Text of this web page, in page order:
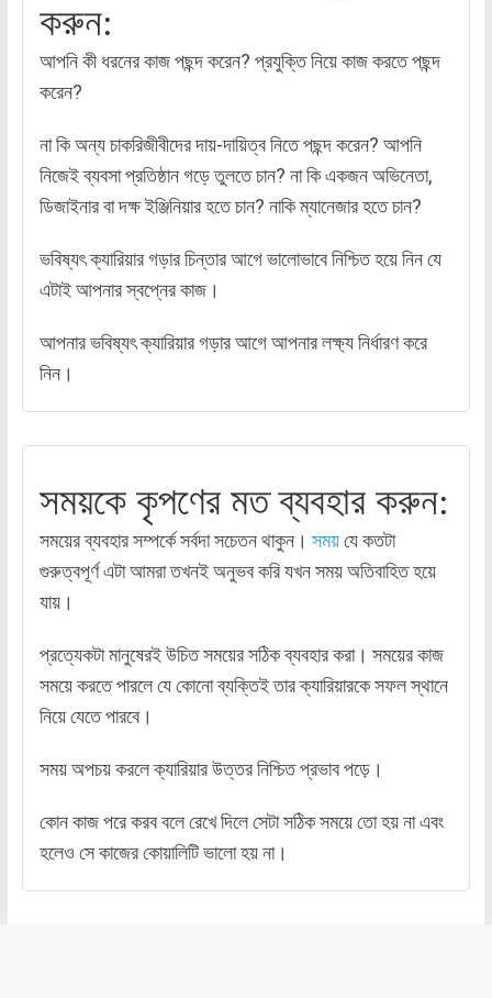
করুন:
আপনি কী ধরনের কাজ পছন্দ করেন? প্রযুক্তি নিয়ে কাজ করতে পছন্দ
করেন?
না কি অন্য চাকরিজীবীদের দায়-দায়িত্ব নিতে পছন্দ করেন? আপনি
নিজেই ব্যবসা প্রতিষ্ঠান গড়ে তুলতে চান? না কি একজন অভিনেতা,
ডিজাইনার বা দক্ষ ইঞ্জিনিয়ার হতে চান? নাকি ম্যানেজার হতে চান?
ভবিষ্যৎ ক্যারিয়ার গড়ার চিন্তার আগে ভালোভাবে নিশ্চিত হয়ে নিন যে
এটাই আপনার স্বপ্নের কাজ।
আপনার ভবিষ্যৎ ক্যারিয়ার গড়ার আগে আপনার লক্ষ্য নির্ধারণ করে
নিন।
সময়কে কৃপণের মত ব্যবহার করুন:
সময়ের ব্যবহার সম্পর্কে সর্বদা সচেতন থাকুন। সময়যে কতটা
গুরুত্বপূর্ণ এটা আমরা তখনই অনুভব করি যখন সময় অতিবাহিত হয়ে
যায়।
প্রত্যেকটা মানুষেরই উচিত সময়ের সঠিক ব্যবহার করা। সময়ের কাজ
সময়ে করতে পারলে যে কোনো ব্যক্তিই তার ক্যারিয়ারকে সফল স্থানে
নিয়ে যেতে পারবে।
সময় অপচয় করলে ক্যারিয়ার উত্তর নিশ্চিত প্রভাব পড়ে।
কোন কাজ পরে করব বলে রেখে দিলে সেটা সঠিক সময়ে তো হয় না এবং
হলেও সে কাজের কোয়ালিটি ভালো হয় না।